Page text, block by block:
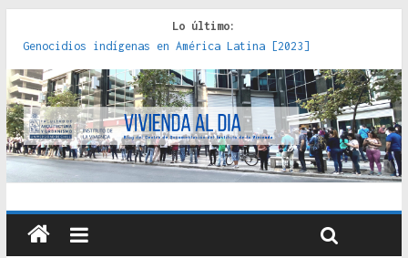
Lo último:
Genocidios indígenas en América Latina [2023]
Estudios sobre la espacialización de los Estados :
políticas, prácticas y representaciones [2022]
Donde el pedernal choca con el acero : hacia una teoría
crítica de las fronteras latinoamericanas [2020]
Criterios técnicos para una vivienda adecuada [2019]
Red de consultorios de la Caja del Seguro Obrero en
Santiago : un patrimonio emblemático [2014]